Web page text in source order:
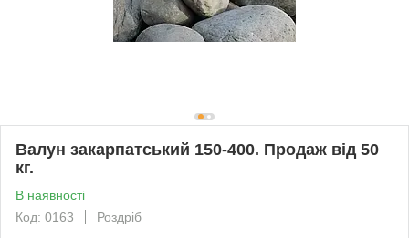
Валун закарпатський 150-400. Продаж від 50
кг.
В наявності
Код: 0163
Роздріб